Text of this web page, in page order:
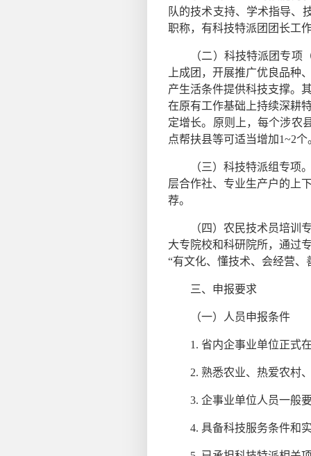
队的技术支持、学术指导、
职称，有科技特派团团长工
（二）科技特派团专项（
上成团，开展推广优良品种
产生活条件提供科技支撑。
在原有工作基础上持续深耕
定增长。原则上，每个涉农
点帮扶县等可适当增加1~2
（三）科技特派组专项。
层合作社、专业生产户的上
荐。
（四）农民技术员培训专
大专院校和科研院所，通过
“有文化、懂技术、会经营
三、申报要求
（一）人员申报条件
1. 省内企事业单位正式
2. 熟悉农业、热爱农村、
3. 企事业单位人员一般要
4. 具备科技服务条件和实